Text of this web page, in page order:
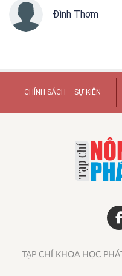
Đình Thơm
CHÍNH SÁCH – SỰ KIỆN
TẠP CHÍ KHOA HỌC